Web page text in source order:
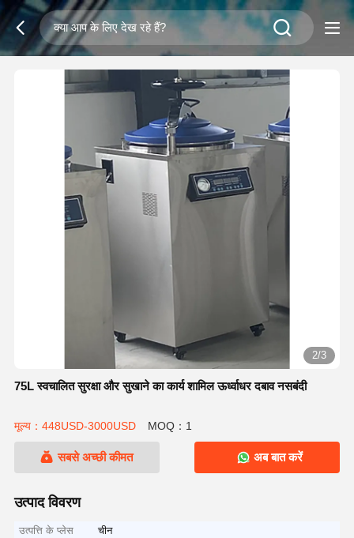
2/3
75L स्वचालित सुरक्षा और सुखाने का कार्य शामिल ऊर्ध्वाधर दबाव नसबंदी
मूल्य：448USD-3000USD MOQ：1
सबसे अच्छी कीमत अब बात करें
उत्पाद विवरण
उत्पत्ति के प्लेस
चीन